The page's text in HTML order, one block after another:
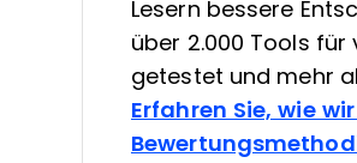
Lesern bessere
über 2.000 Tools
getestet und mehr
Erfahren Sie, wie